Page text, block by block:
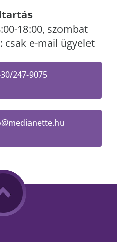
18:00, szombat
csak e-mail ügyelet
247-9075
medianette.hu